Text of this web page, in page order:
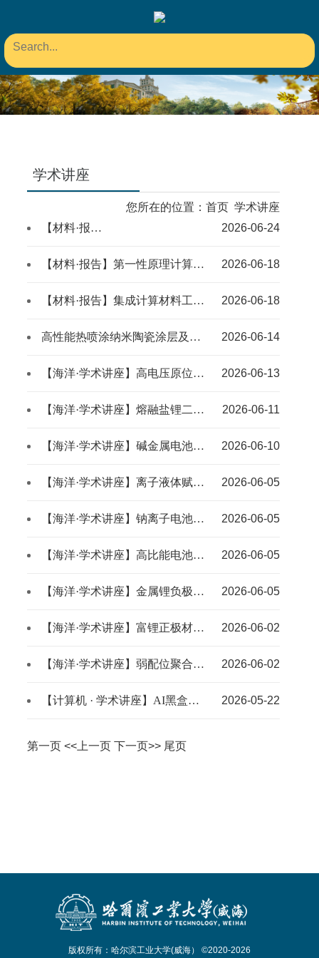
学术讲座
您所在的位置：首页 学术讲座
2026-06-24
【材料·报告】极端服役条件下多主元合金的成分-结构协同设计与性...
2026-06-18
【材料·报告】第一性原理计算赋能高性能材料理性开发与性能优化
2026-06-18
【材料·报告】集成计算材料工程：一门新兴的工程学科
2026-06-14
高性能热喷涂纳米陶瓷涂层及其在陆海空天领域的应用
2026-06-13
【海洋·学术讲座】高电压原位聚合物电解质开发
2026-06-11
【海洋·学术讲座】熔融盐锂二次电池
2026-06-10
【海洋·学术讲座】碱金属电池材料界面微结构调控研究
2026-06-05
【海洋·学术讲座】离子液体赋能高比能高安全二次电池
2026-06-05
【海洋·学术讲座】钠离子电池材料构效关系研究
2026-06-05
【海洋·学术讲座】高比能电池材料开发与性能增强机制解析
2026-06-05
【海洋·学术讲座】金属锂负极界面力电耦合失效研究
2026-06-02
【海洋·学术讲座】富锂正极材料阴离子氧化还原与材料设计
2026-06-02
【海洋·学术讲座】弱配位聚合物电解质
2026-05-22
【计算机 · 学术讲座】AI黑盒揭秘与未来编码
第一页 <<上一页 下一页>> 尾页
版权所有：哈尔滨工业大学(威海） ©2020-2026